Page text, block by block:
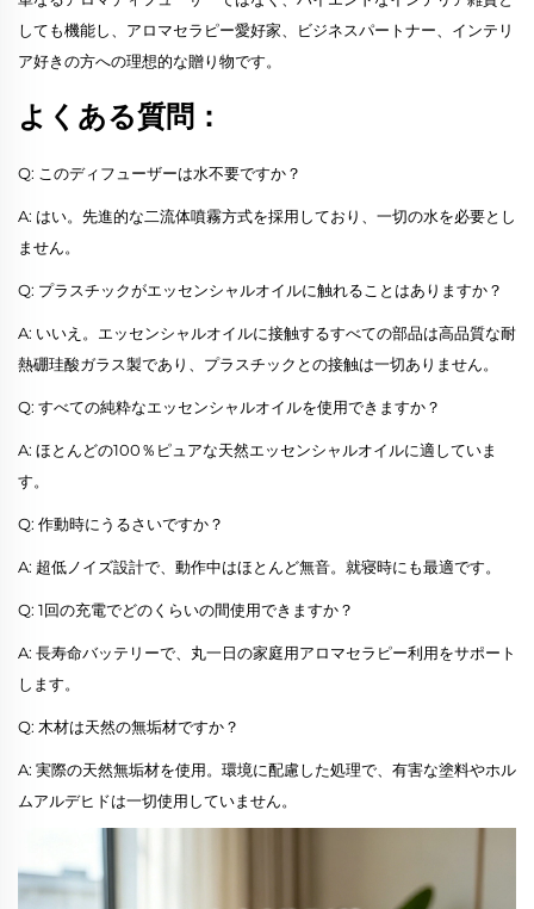
しても機能し、アロマセラピー愛好家、ビジネスパートナー、インテリ
ア好きの方への理想的な贈り物です。
よくある質問：
Q: このディフューザーは水不要ですか？
A: はい。先進的な二流体噴霧方式を採用しており、一切の水を必要とし
ません。
Q: プラスチックがエッセンシャルオイルに触れることはありますか？
A: いいえ。エッセンシャルオイルに接触するすべての部品は高品質な耐
熱硼珪酸ガラス製であり、プラスチックとの接触は一切ありません。
Q: すべての純粋なエッセンシャルオイルを使用できますか？
A: ほとんどの100％ピュアな天然エッセンシャルオイルに適していま
す。
Q: 作動時にうるさいですか？
A: 超低ノイズ設計で、動作中はほとんど無音。就寝時にも最適です。
Q: 1回の充電でどのくらいの間使用できますか？
A: 長寿命バッテリーで、丸一日の家庭用アロマセラピー利用をサポート
します。
Q: 木材は天然の無垢材ですか？
A: 実際の天然無垢材を使用。環境に配慮した処理で、有害な塗料やホル
ムアルデヒドは一切使用していません。